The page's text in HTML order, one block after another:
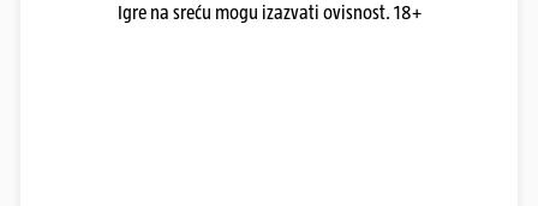
Igre na sreću mogu izazvati ovisnost. 18+